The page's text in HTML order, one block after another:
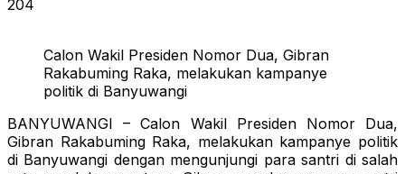
204
Calon Wakil Presiden Nomor Dua, Gibran
Rakabuming Raka, melakukan kampanye
politik di Banyuwangi
BANYUWANGI – Calon Wakil Presiden Nomor Dua,
Gibran Rakabuming Raka, melakukan kampanye politik
di Banyuwangi dengan mengunjungi para santri di salah